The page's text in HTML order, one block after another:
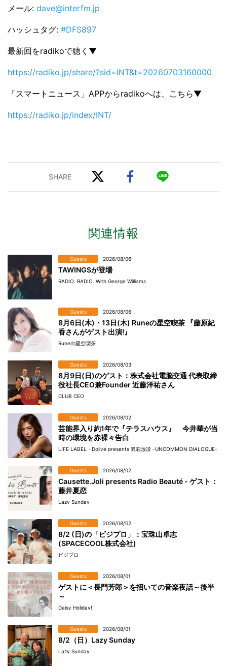
メール: dave@interfm.jp
ハッシュタグ: #DFS897
最新回をradikoで聴く▼
https://radiko.jp/share/?sid=INT&t=20260703160000
「スマートニュース」APPからradikoへは、こちら▼
https://radiko.jp/index/INT/
関連情報
Guests 2026/08/06
TAWINGSが登場
RADIO. RADIO. With George Williams
Guests 2026/08/06
8月6日(木)・13日(木) Runeの星空喫茶 『藤原紀
香さんがゲスト出演!』
Runeの星空喫茶
Guests 2026/08/03
8月9日(日)のゲスト：株式会社電脳交通 代表取締
役社長CEO兼Founder 近藤洋祐さん
CLUB CEO
Guests 2026/08/02
芸能界入り約1年で『テラスハウス』 今井華が当
時の環境を赤裸々告白
LIFE LABEL・Dolive presents 異彩放談 -UNCOMMON DIALOGUE-
Guests 2026/08/02
Causette.Joli presents Radio Beauté - ゲスト：
藤井夏恋
Lazy Sunday
Guests 2026/08/02
8/2 (日)の「ビジプロ」：宝珠山卓志
(SPACECOOL株式会社)
ビジプロ
Guests 2026/08/01
ゲストに＜長門芳郎＞を招いての音楽夜話～後半
～
Daisy Holiday!
Guests 2026/08/01
8/2（日）Lazy Sunday
Lazy Sunday